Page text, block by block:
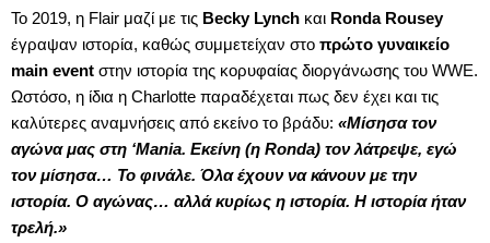
Το 2019, η Flair μαζί με τις Becky Lynch και Ronda Rousey
έγραψαν ιστορία, καθώς συμμετείχαν στο πρώτο γυναικείο
main event στην ιστορία της κορυφαίας διοργάνωσης του WWE.
Ωστόσο, η ίδια η Charlotte παραδέχεται πως δεν έχει και τις
καλύτερες αναμνήσεις από εκείνο το βράδυ: «Μίσησα τον
αγώνα μας στη ‘Mania. Εκείνη (η Ronda) τον λάτρεψε, εγώ
τον μίσησα… Το φινάλε. Όλα έχουν να κάνουν με την
ιστορία. Ο αγώνας… αλλά κυρίως η ιστορία. Η ιστορία ήταν
τρελή.»